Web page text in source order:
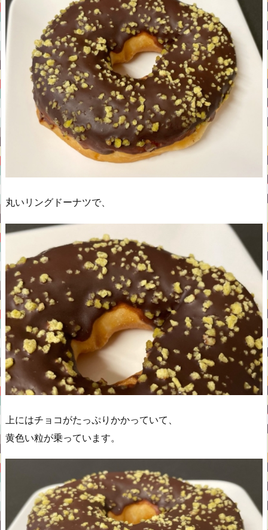
丸いリングドーナツで、
上にはチョコがたっぷりかかっていて、
黄色い粒が乗っています。